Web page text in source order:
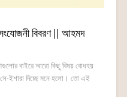
সংযোজনী বিবরণ || আহমদ
বাইরে আরো কিছু বিষয় বোধহয়
সে-ইশারা দিচ্ছে মনে হলো। তো এই